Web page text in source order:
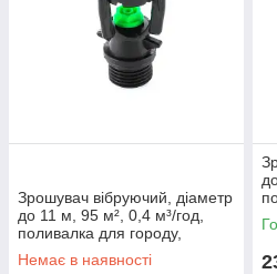
03.
ФІНАНСОВИЙ
Сплатити замовлення можна
розрахунком за
картку або вибрати
отримання.
Зрошувач вібруючий, діаметр
до 11 м, 95 м², 0,4 м³/год,
поливалка для городу,
газону, саду "Куб 3"
Немає в наявності